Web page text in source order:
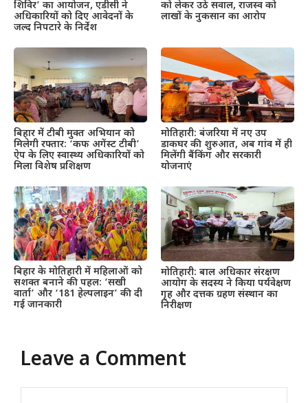
शिविर’ का आयोजन, एडीसी ने
अधिकारियों को दिए आवेदनों के
जल्द निपटारे के निर्देश
को लेकर उठे सवाल, राजस्व को
लाखों के नुकसान का आरोप
बिहार में टीबी मुक्त अभियान को
मिलेगी रफ्तार: ‘कफ अगेंस्ट टीबी’
ऐप के लिए स्वास्थ्य अधिकारियों को
मिला विशेष प्रशिक्षण
मोतिहारी: बंजरिया में नए उप
डाकघर की शुरुआत, अब गांव में ही
मिलेंगी बैंकिंग और सरकारी
योजनाएं
बिहार के मोतिहारी में महिलाओं को
सशक्त बनाने की पहल: ‘सखी
वार्ता’ और ‘181 हेल्पलाइन’ की दी
गई जानकारी
मोतिहारी: बाल अधिकार संरक्षण
आयोग के सदस्य ने किया पर्यवेक्षण
गृह और दत्तक ग्रहण संस्थान का
निरीक्षण
Leave a Comment